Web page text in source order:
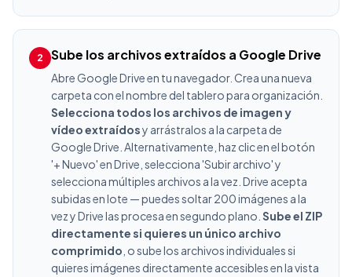
2 Sube los archivos extraídos a Google Drive
Abre Google Drive en tu navegador. Crea una nueva
carpeta con el nombre del tablero para organización.
Selecciona todos los archivos de imagen y
vídeo extraídosy arrástralos a la carpeta de
Google Drive. Alternativamente, haz clic en el botón
'+ Nuevo' en Drive, selecciona 'Subir archivo' y
selecciona múltiples archivos a la vez. Drive acepta
subidas en lote — puedes soltar 200 imágenes a la
vez y Drive las procesa en segundo plano. Sube el ZIP
directamente si quieres un único archivo
comprimido , o sube los archivos individuales si
quieres imágenes directamente accesibles en la vista